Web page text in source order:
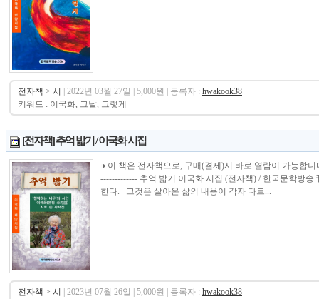
전자책 > 시 | 2022년 03월 27일 | 5,000원 | 등록자 : hwakook38
키워드 : 이국화, 그날, 그렇게
[전자책] 추억 밟기 / 이국화 시집
◑ 이 책은 전자책으로, 구매(결제)시 바로 열람이 가능합
------------- 추억 밟기 이국화 시집 (전자책) / 한국문학방
한다. 그것은 살아온 삶의 내용이 각자 다르...
전자책 > 시 | 2023년 07월 26일 | 5,000원 | 등록자 : hwakook38